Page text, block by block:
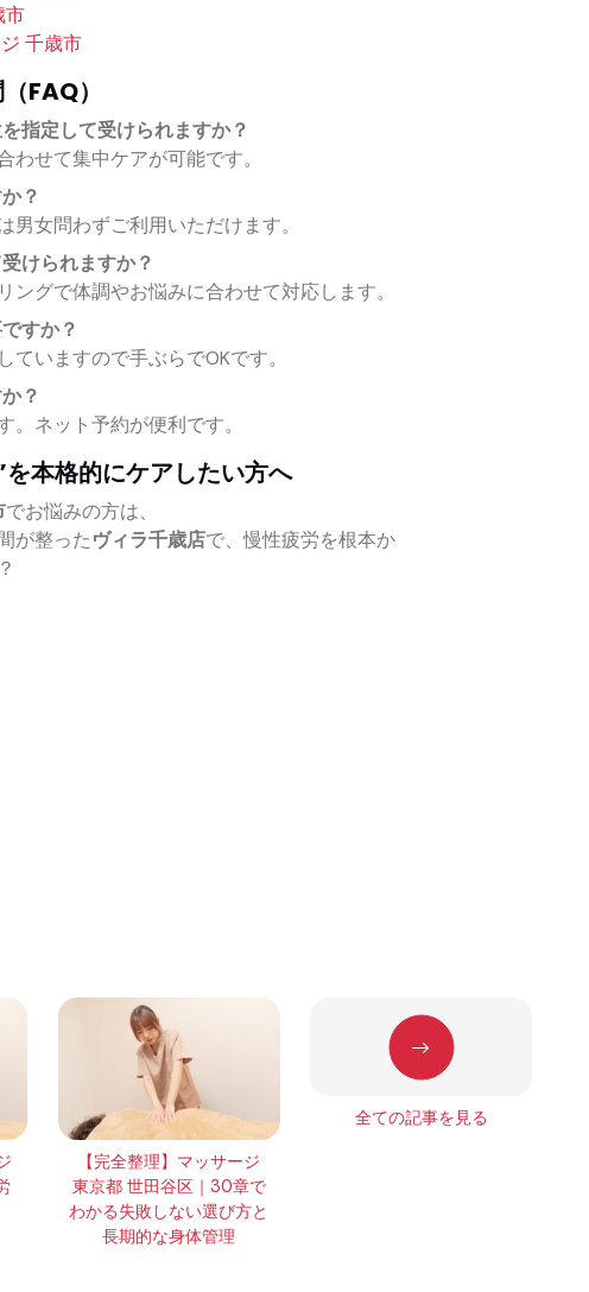
市
千歳市
FAQ）
指定して受けられますか？
わせて集中ケアが可能です。
？
男女問わずご利用いただけます。
けられますか？
ングで体調やお悩みに合わせて対応します。
すか？
いますので手ぶらでOKです。
？
。ネット予約が便利です。
本格的にケアしたい方へ
でお悩みの方は、
が整ったヴィラ千歳店で、慢性疲労を根本か
【完全整理】マッサージ
東京都 世田谷区｜30章で
わかる失敗しない選び方と
長期的な身体管理
全ての記事を見る